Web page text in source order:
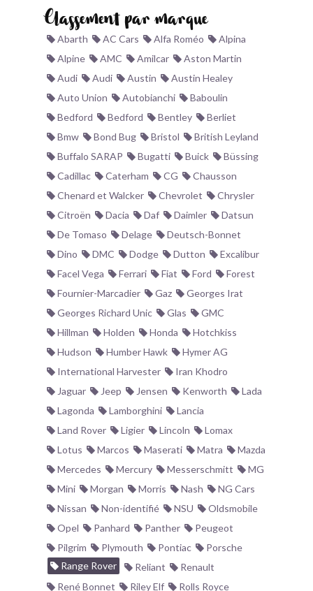
MODÈLES ET MARQUES
COMMENT FONCTIONNE BLV ?
Classement par marque
Abarth AC Cars Alfa Roméo
Alpina
Alpine
AMC Amilcar
Aston Martin
Audi
Audi Austin
Austin Healey
Auto Union
Autobianchi
Baboulin
Bedford
Bedford Bentley
Berliet
Bmw
Bond Bug Bristol
British Leyland
Buffalo SARAP
Bugatti Buick
Büssing
Cadillac
Caterham CG
Chausson
Chenard et Walcker
Chevrolet
Chrysler
Citroën
Dacia Daf Daimler
Datsun
De Tomaso
Delage
Deutsch-Bonnet
Dino
DMC Dodge Dutton
Excalibur
Facel Vega
Ferrari Fiat Ford
Forest
Fournier-Marcadier
Gaz
Georges Irat
Georges Richard Unic
Glas
GMC
Hillman
Holden Honda
Hotchkiss
Hudson
Humber Hawk
Hymer AG
International Harvester
Iran Khodro
Jaguar
Jeep Jensen Kenworth
Lada
Lagonda
Lamborghini
Lancia
Land Rover
Ligier Lincoln
Lomax
Lotus
Marcos Maserati Matra
Mazda
Mercedes
Mercury Messerschmitt
MG
Mini
Morgan Morris Nash
NG Cars
Nissan
Non-identifié NSU
Oldsmobile
Opel
Panhard Panther
Peugeot
Pilgrim
Plymouth Pontiac
Porsche
Range Rover
Reliant
Renault
René Bonnet
Riley Elf
Rolls Royce